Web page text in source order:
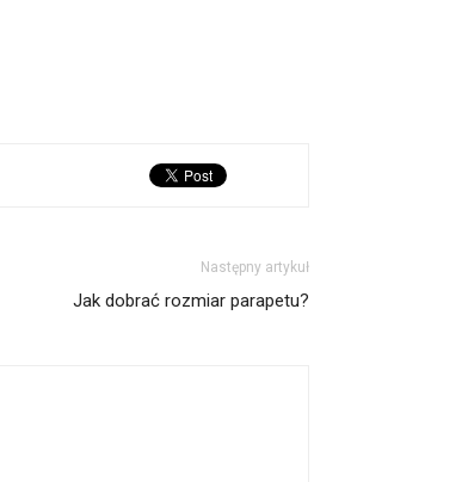
Następny artykuł
Jak dobrać rozmiar parapetu?